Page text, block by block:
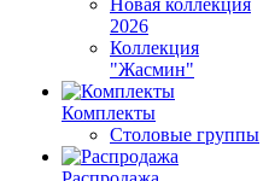
Новая коллекция
2026
Коллекция
"Жасмин"
Комплекты
Столовые группы